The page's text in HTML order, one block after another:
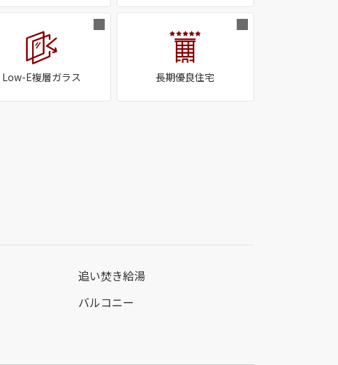
Low-E複層ガラス 長期優良住宅
追い焚き給湯
バルコニー